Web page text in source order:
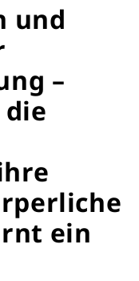
und
–
ein